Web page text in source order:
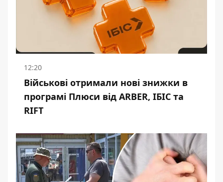
12:20
Військові отримали нові знижки в
програмі Плюси від ARBER, ІБІС та
RIFT